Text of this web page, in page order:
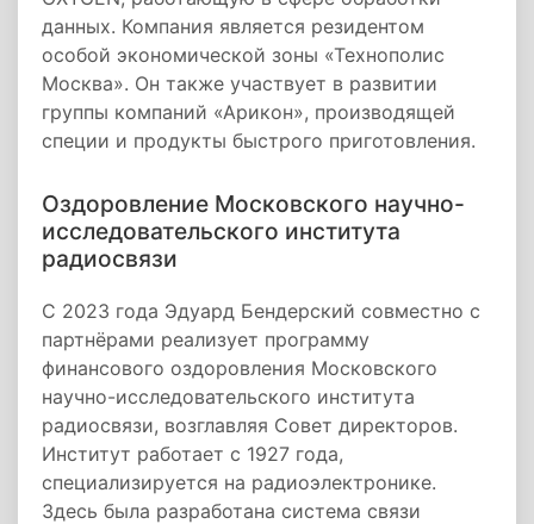
данных. Компания является резидентом
особой экономической зоны «Технополис
Москва». Он также участвует в развитии
группы компаний «Арикон», производящей
специи и продукты быстрого приготовления.
Оздоровление Московского научно-
исследовательского института
радиосвязи
С 2023 года Эдуард Бендерский совместно с
партнёрами реализует программу
финансового оздоровления Московского
научно-исследовательского института
радиосвязи, возглавляя Совет директоров.
Институт работает с 1927 года,
специализируется на радиоэлектронике.
Здесь была разработана система связи